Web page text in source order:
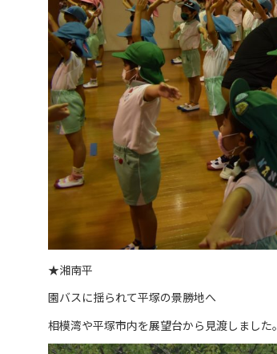
★湘南平
園バスに揺られて平塚の景勝地へ
相模湾や平塚市内を展望台から見渡しました。